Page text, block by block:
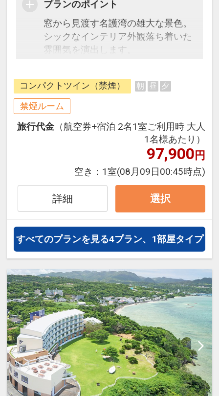
プランのポイント
窓から見渡す名護湾の雄大な景色。
シックなインテリア外観落ち着いた
雰囲気を演出します。
トに暮らす安らぎをつくり、プライ
ベートな落ち着きを与えてくれま
す。バルコニーに立てば、潮風が楽
園への到来を歓迎します。快適な室
内空間が、あなたの心を和ませてく
※4～5歳の添い寝幼児のお客様は、
支払いいただきます。
コンパクトツイン（禁煙） 朝 昼 夕
禁煙ルーム
旅行代金 （航空券+宿泊 2名1室ご利用時 大人
1名様あたり）
97,900円
空き： 1室(08月09日00:45時点)
詳細 選択
すべてのプランを見る4プラン、1部屋タイプ